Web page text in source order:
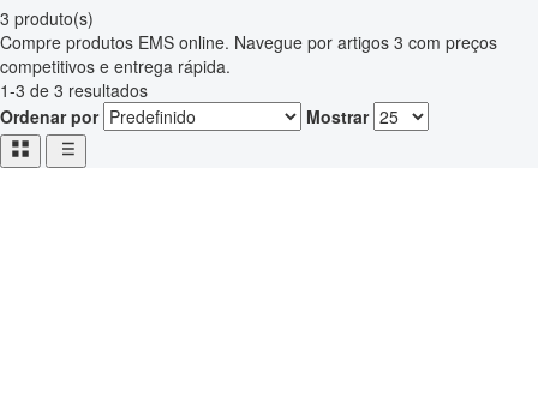
3 produto(s)
Compre produtos EMS online. Navegue por artigos 3 com preços
competitivos e entrega rápida.
1-3 de 3 resultados
Ordenar por
Mostrar